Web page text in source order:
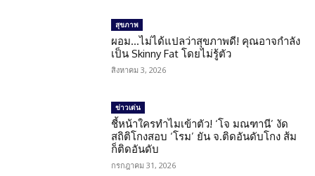
สุขภาพ
ผอม…ไม่ได้แปลว่าสุขภาพดี! คุณอาจกำลัง
เป็น Skinny Fat โดยไม่รู้ตัว
สิงหาคม 3, 2026
ข่าวเด่น
ชี้หน้าใครทำไมเข้าตัว! ‘โจ มณฑานี’ งัด
สถิติโกงสอบ ‘โรม’ ยัน จ.ติดอันดับโกง ส้ม
ก็ติดอันดับ
กรกฎาคม 31, 2026